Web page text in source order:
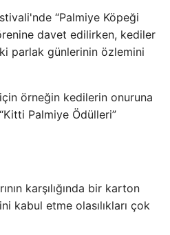
“Palmiye Köpeği
davet edilirken, kediler
parlak günlerinin özlemini
örneğin kedilerin onuruna
Palmiye Ödülleri”
karşılığında bir karton
kabul etme olasılıkları çok